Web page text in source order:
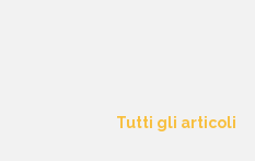
Tutti gli articoli